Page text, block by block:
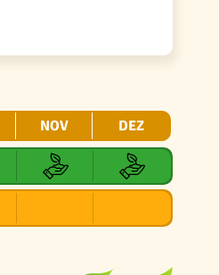
NOV DEZ